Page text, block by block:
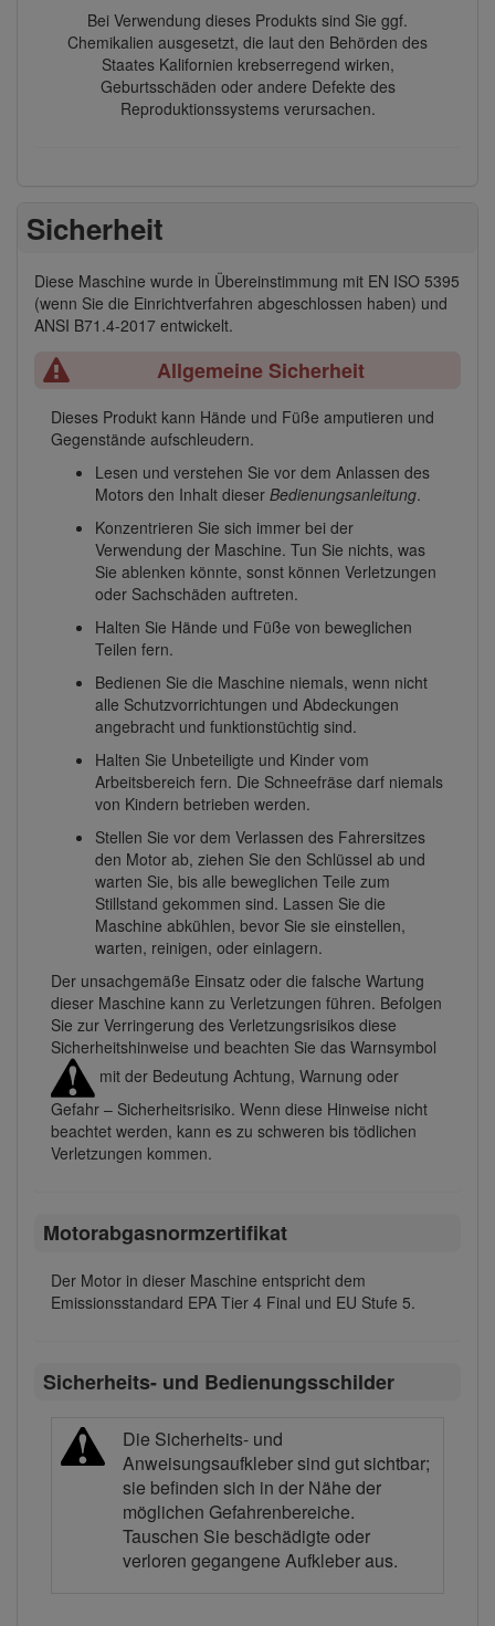
Bei Verwendung dieses Produkts sind Sie ggf.
Chemikalien ausgesetzt, die laut den Behörden des
Staates Kalifornien krebserregend wirken,
Geburtsschäden oder andere Defekte des
Reproduktionssystems verursachen.
Sicherheit
Diese Maschine wurde in Übereinstimmung mit EN ISO 5395
(wenn Sie die Einrichtverfahren abgeschlossen haben) und
ANSI B71.4-2017 entwickelt.
Allgemeine Sicherheit
Dieses Produkt kann Hände und Füße amputieren und
Gegenstände aufschleudern.
Lesen und verstehen Sie vor dem Anlassen des
Motors den Inhalt dieser Bedienungsanleitung.
Konzentrieren Sie sich immer bei der
Verwendung der Maschine. Tun Sie nichts, was
Sie ablenken könnte, sonst können Verletzungen
oder Sachschäden auftreten.
Halten Sie Hände und Füße von beweglichen
Teilen fern.
Bedienen Sie die Maschine niemals, wenn nicht
alle Schutzvorrichtungen und Abdeckungen
angebracht und funktionstüchtig sind.
Halten Sie Unbeteiligte und Kinder vom
Arbeitsbereich fern. Die Schneefräse darf niemals
von Kindern betrieben werden.
Stellen Sie vor dem Verlassen des Fahrersitzes
den Motor ab, ziehen Sie den Schlüssel ab und
warten Sie, bis alle beweglichen Teile zum
Stillstand gekommen sind. Lassen Sie die
Maschine abkühlen, bevor Sie sie einstellen,
warten, reinigen, oder einlagern.
Der unsachgemäße Einsatz oder die falsche Wartung
dieser Maschine kann zu Verletzungen führen. Befolgen
Sie zur Verringerung des Verletzungsrisikos diese
Sicherheitshinweise und beachten Sie das Warnsymbol
mit der Bedeutung Achtung, Warnung oder
Gefahr – Sicherheitsrisiko. Wenn diese Hinweise nicht
beachtet werden, kann es zu schweren bis tödlichen
Verletzungen kommen.
Motorabgasnormzertifikat
Der Motor in dieser Maschine entspricht dem
Emissionsstandard EPA Tier 4 Final und EU Stufe 5.
Sicherheits- und Bedienungsschilder
Die Sicherheits- und
Anweisungsaufkleber sind gut sichtbar;
sie befinden sich in der Nähe der
möglichen Gefahrenbereiche.
Tauschen Sie beschädigte oder
verloren gegangene Aufkleber aus.